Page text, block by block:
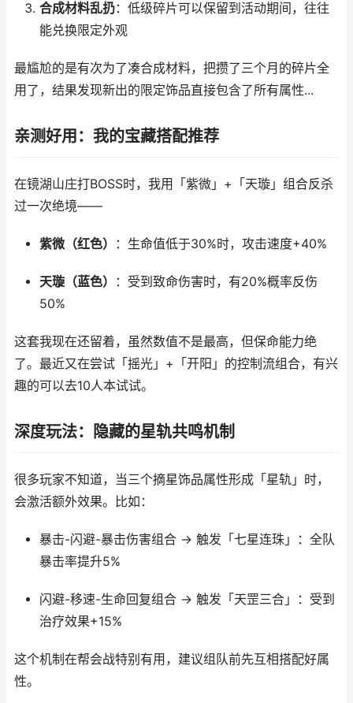
合成材料乱扔：低级碎片可以保留到活动期间，往往
能兑换限定外观
最尴尬的是有次为了凑合成材料，把攒了三个月的碎片全
用了，结果发现新出的限定饰品直接包含了所有属性...
亲测好用：我的宝藏搭配推荐
在镜湖山庄打BOSS时，我用「紫微」+「天璇」组合反杀
过一次绝境——
紫微（红色） ：生命值低于30%时，攻击速度+40%
天璇（蓝色）
：受到致命伤害时，有20%概率反伤
50%
这套我现在还留着，虽然数值不是最高，但保命能力绝
了。最近又在尝试「摇光」+「开阳」的控制流组合，有兴
趣的可以去10人本试试。
深度玩法：隐藏的星轨共鸣机制
很多玩家不知道，当三个摘星饰品属性形成「星轨」时，
会激活额外效果。比如：
暴击-闪避-暴击伤害组合 → 触发「七星连珠」：全队
暴击率提升5%
闪避-移速-生命回复组合 → 触发「天罡三合」：受到
治疗效果+15%
这个机制在帮会战特别有用，建议组队前先互相搭配好属
性。